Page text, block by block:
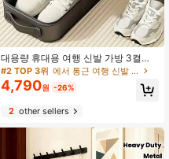
대용량 휴대용 여행 신발 가방 3켤레
신발 수납 가능 내구성 방진 통기성 수
납 정리함 인체공학적 손잡이 실용적
인 방수 디자인 수하물 포장 출장 주말
액세서리 정리 솔루션 경량 휴대용 운
#2 TOP 3위 에서 통근 여행 신발 정리함
4,790원 -26%
2other sellers